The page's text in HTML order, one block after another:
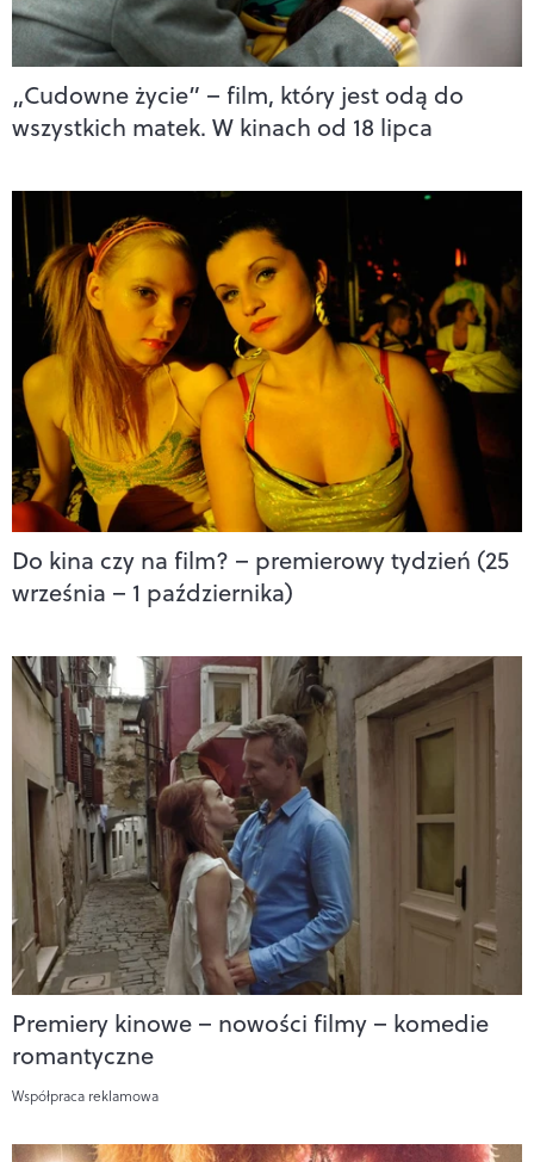
„Cudowne życie” – film, który jest odą do
wszystkich matek. W kinach od 18 lipca
Do kina czy na film? – premierowy tydzień (25
września – 1 października)
Premiery kinowe – nowości filmy – komedie
romantyczne
Współpraca reklamowa